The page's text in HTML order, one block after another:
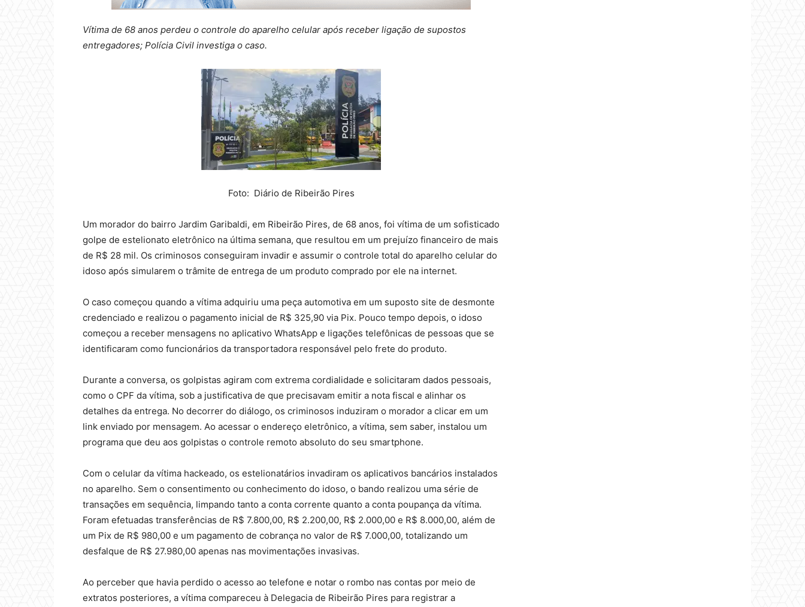
Vítima de 68 anos perdeu o controle do aparelho celular após receber ligação de supostos
entregadores; Polícia Civil investiga o caso.
Foto: Diário de Ribeirão Pires
Um morador do bairro Jardim Garibaldi, em Ribeirão Pires, de 68 anos, foi vítima de um sofisticado
golpe de estelionato eletrônico na última semana, que resultou em um prejuízo financeiro de mais
de R$ 28 mil. Os criminosos conseguiram invadir e assumir o controle total do aparelho celular do
idoso após simularem o trâmite de entrega de um produto comprado por ele na internet.
O caso começou quando a vítima adquiriu uma peça automotiva em um suposto site de desmonte
credenciado e realizou o pagamento inicial de R$ 325,90 via Pix. Pouco tempo depois, o idoso
começou a receber mensagens no aplicativo WhatsApp e ligações telefônicas de pessoas que se
identificaram como funcionários da transportadora responsável pelo frete do produto.
Durante a conversa, os golpistas agiram com extrema cordialidade e solicitaram dados pessoais,
como o CPF da vítima, sob a justificativa de que precisavam emitir a nota fiscal e alinhar os
detalhes da entrega. No decorrer do diálogo, os criminosos induziram o morador a clicar em um
link enviado por mensagem. Ao acessar o endereço eletrônico, a vítima, sem saber, instalou um
programa que deu aos golpistas o controle remoto absoluto do seu smartphone.
Com o celular da vítima hackeado, os estelionatários invadiram os aplicativos bancários instalados
no aparelho. Sem o consentimento ou conhecimento do idoso, o bando realizou uma série de
transações em sequência, limpando tanto a conta corrente quanto a conta poupança da vítima.
Foram efetuadas transferências de R$ 7.800,00, R$ 2.200,00, R$ 2.000,00 e R$ 8.000,00, além de
um Pix de R$ 980,00 e um pagamento de cobrança no valor de R$ 7.000,00, totalizando um
desfalque de R$ 27.980,00 apenas nas movimentações invasivas.
Ao perceber que havia perdido o acesso ao telefone e notar o rombo nas contas por meio de
extratos posteriores, a vítima compareceu à Delegacia de Ribeirão Pires para registrar a